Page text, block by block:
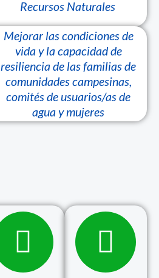
Recursos Naturales
Mejorar las condiciones de
vida y la capacidad de
resiliencia de las familias de
comunidades campesinas,
comités de usuarios/as de
agua y mujeres